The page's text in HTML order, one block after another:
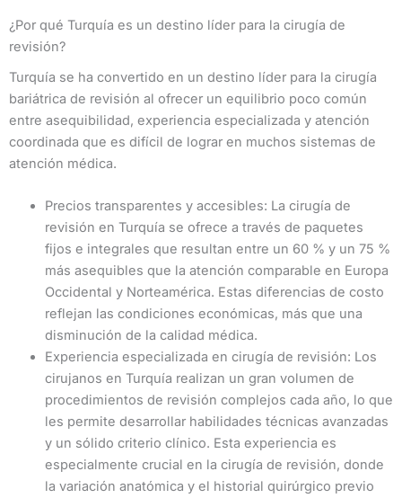
¿Por qué Turquía es un destino líder para la cirugía de
revisión?
Turquía se ha convertido en un destino líder para la cirugía
bariátrica de revisión al ofrecer un equilibrio poco común
entre asequibilidad, experiencia especializada y atención
coordinada que es difícil de lograr en muchos sistemas de
atención médica.
Precios transparentes y accesibles: La cirugía de
revisión en Turquía se ofrece a través de paquetes
fijos e integrales que resultan entre un 60 % y un 75 %
más asequibles que la atención comparable en Europa
Occidental y Norteamérica. Estas diferencias de costo
reflejan las condiciones económicas, más que una
disminución de la calidad médica.
Experiencia especializada en cirugía de revisión: Los
cirujanos en Turquía realizan un gran volumen de
procedimientos de revisión complejos cada año, lo que
les permite desarrollar habilidades técnicas avanzadas
y un sólido criterio clínico. Esta experiencia es
especialmente crucial en la cirugía de revisión, donde
la variación anatómica y el historial quirúrgico previo